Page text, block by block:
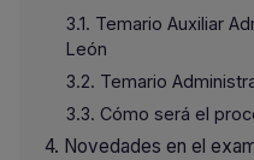
Temario Auxiliar
León
Temario
Cómo será el
Novedades en el